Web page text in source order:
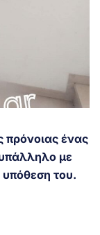
πρόνοιας ένας
με
υπόθεση του.